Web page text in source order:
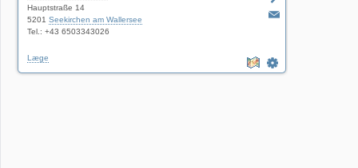
Hauptstraße 14
5201 Seekirchen am Wallersee
Tel.: +43 6503343026
Læge